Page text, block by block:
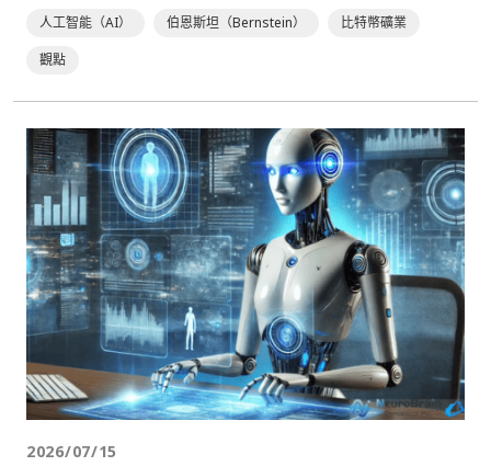
人工智能（AI） 伯恩斯坦（Bernstein）
比特幣礦業
觀點
2026/07/15